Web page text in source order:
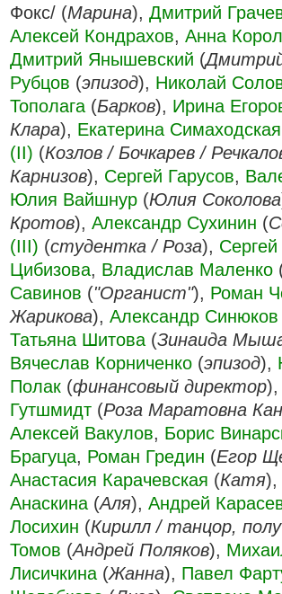
Фокс/ (Марина), Дмитрий
Алексей Кондрахов, Анна
Дмитрий Янышевский (
Рубцов (эпизод), Николай
Тополага (Барков), Ирина
Клара), Екатерина Симаходская
(II) (Козлов / Бочкарев /
Карнизов), Сергей Гарусов,
Юлия Вайшнур (Юлия Соколова
Кротов), Александр Сухинин (
(III) (студентка / Роза),
Цибизова, Владислав Маленко
Савинов ("Органист"), Роман
Жарикова), Александр Синюков
Татьяна Шитова (Зинаида
Вячеслав Корниченко (эпизод),
Полак (финансовый директор),
Гутшмидт (Роза Маратовна
Алексей Вакулов, Борис
Брагуца, Роман Гредин (Егор
Анастасия Карачевская (Катя),
Анаскина (Аля), Андрей
Лосихин (Кирилл / танцор,
Томов (Андрей Поляков),
Лисичкина (Жанна), Павел